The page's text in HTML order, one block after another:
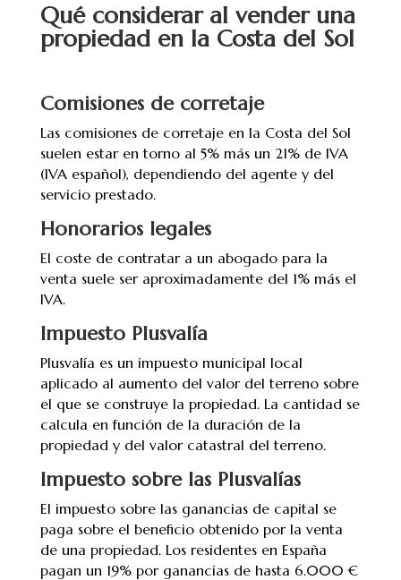
Qué considerar al vender una
propiedad en la Costa del Sol
Comisiones de corretaje
Las comisiones de corretaje en la Costa del Sol
suelen estar en torno al 5% más un 21% de IVA
(IVA español), dependiendo del agente y del
servicio prestado.
Honorarios legales
El coste de contratar a un abogado para la
venta suele ser aproximadamente del 1% más el
IVA.
Impuesto Plusvalía
Plusvalía es un impuesto municipal local
aplicado al aumento del valor del terreno sobre
el que se construye la propiedad. La cantidad se
calcula en función de la duración de la
propiedad y del valor catastral del terreno.
Impuesto sobre las Plusvalías
El impuesto sobre las ganancias de capital se
paga sobre el beneficio obtenido por la venta
de una propiedad. Los residentes en España
pagan un 19% por ganancias de hasta 6.000 €